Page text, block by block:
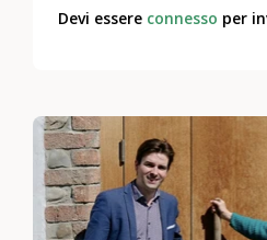
Devi essere connesso per